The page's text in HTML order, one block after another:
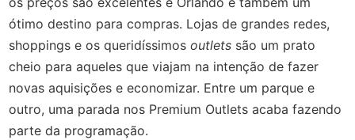
ótimo destino para compras. Lojas de grandes redes,
shoppings e os queridíssimosoutlets são um prato
cheio para aqueles que viajam na intenção de fazer
novas aquisições e economizar. Entre um parque e
outro, uma parada nos Premium Outlets acaba fazendo
parte da programação.